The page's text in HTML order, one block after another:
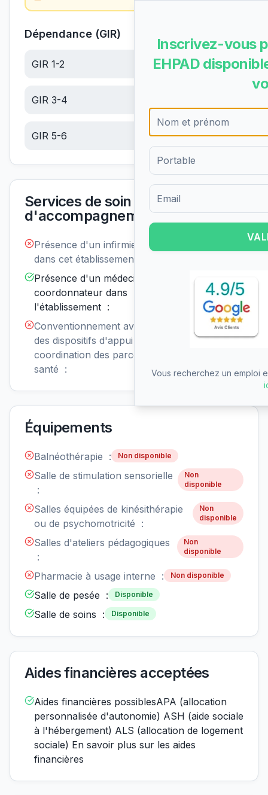
Dépendance (GIR)
GIR 1-2 20.65€/jour
GIR 3-4
GIR 5-6 5.56€/jour
Services de soin et
d'accompagnement
Présence d'un infirmier de nuit
dans cet établissement :
disponible
Présence d'un médecin
coordonnateur dans
l'établissement :
Conventionnement avec un ou
des dispositifs d'appui à la
coordination des parcours de
santé :
Non
disponible
Équipements
Balnéothérapie : Non disponible
Salle de stimulation sensorielle
:
Non
disponible
Salles équipées de kinésithérapie
ou de psychomotricité :
Non
disponible
Salles d'ateliers pédagogiques
:
Non
disponible
Pharmacie à usage interne : Non disponible
Salle de pesée : Disponible
Salle de soins : Disponible
Aides financières acceptées
Aides financières possiblesAPA (allocation
personnalisée d'autonomie) ASH (aide sociale
à l'hébergement) ALS (allocation de logement
sociale) En savoir plus sur les aides
financières
Inscrivez-vous
EHPAD
Formulaire d'inscription pour
Vous recherchez un emploi